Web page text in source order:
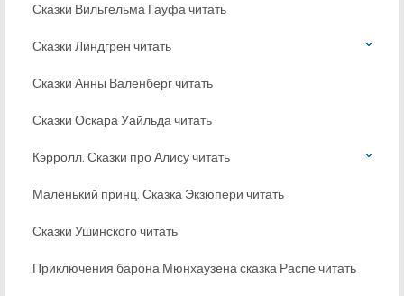
Сказки Вильгельма Гауфа читать
Сказки Линдгрен читать
Сказки Анны Валенберг читать
Сказки Оскара Уайльда читать
Кэрролл. Сказки про Алису читать
Маленький принц. Сказка Экзюпери читать
Сказки Ушинского читать
Приключения барона Мюнхаузена сказка Распе читать